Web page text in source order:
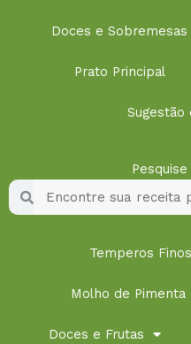
Doces e Sobremesas
Prato Principal
Sugestão
Pesquisar
Temperos Finos
Molho de Pimenta
Doces e Frutas